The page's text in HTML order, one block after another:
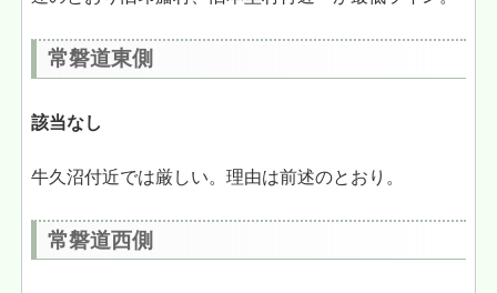
常磐道東側
該当なし
牛久沼付近では厳しい。理由は前述のとおり。
常磐道西側